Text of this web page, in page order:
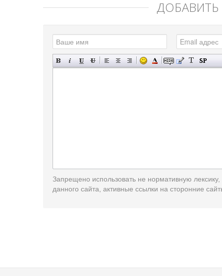
Запрещено использовать не нормативную лексику,
данного сайта, активные ссылки на сторонние